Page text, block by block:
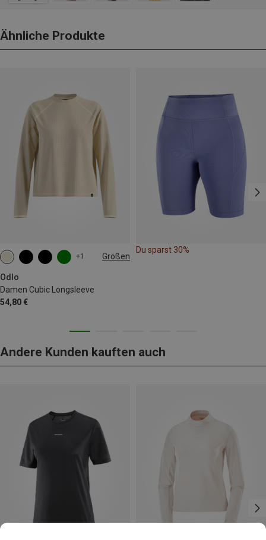
Ähnliche Produkte
+1 Größen
Odlo
Damen Cubic Longsleeve
54,80 €
XS S M
Du sparst 30%
Andere Kunden kauften auch